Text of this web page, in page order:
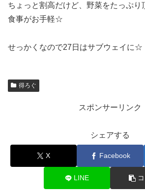
ちょっと割高だけど、野菜をたっぷり
食事がお手軽☆
せっかくなので27日はサブウェイに☆
得ろぐ
スポンサーリンク
シェアする
X Facebook
LINE